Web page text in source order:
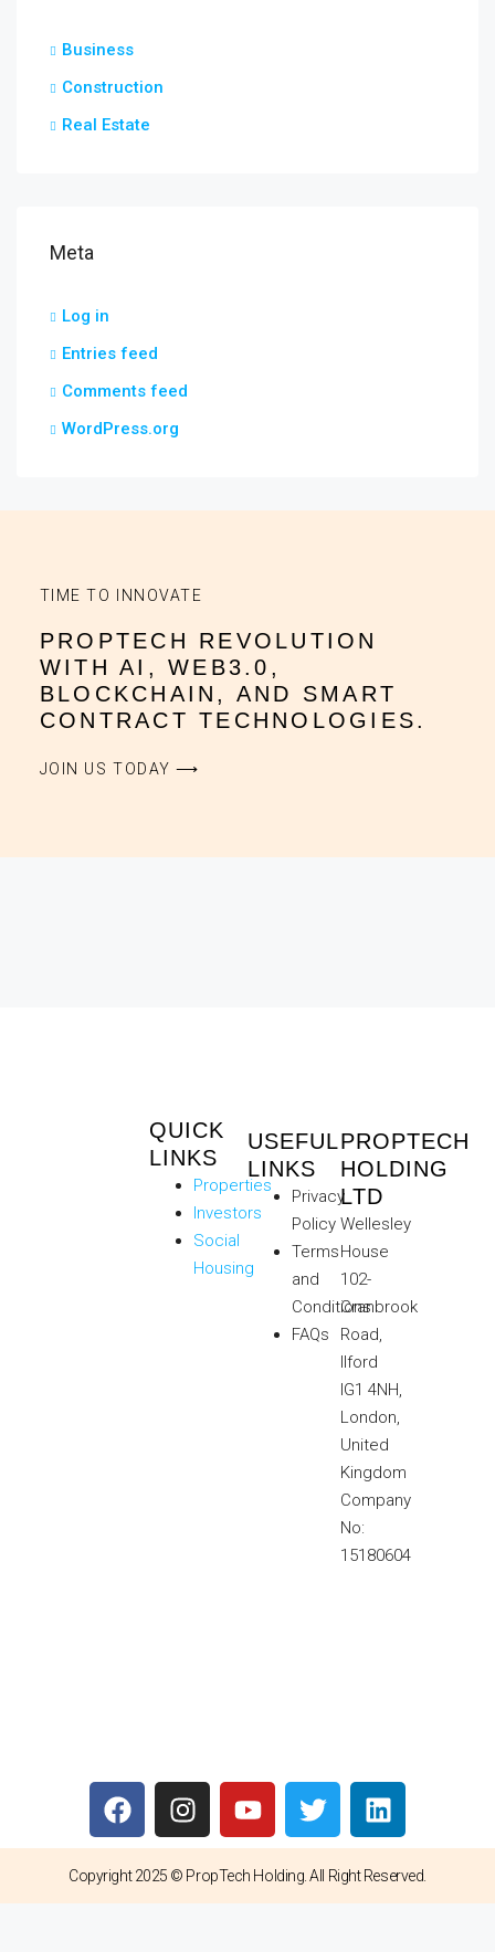
Business
Construction
Real Estate
Meta
Log in
Entries feed
Comments feed
WordPress.org
TIME TO INNOVATE
PROPTECH REVOLUTION
WITH AI, WEB3.0,
BLOCKCHAIN, AND SMART
CONTRACT TECHNOLOGIES.
JOIN US TODAY ⟶
QUICK
LINKS
Properties
Investors
Social
Housing
USEFUL
LINKS
Privacy
Policy
Terms
and
Conditions
FAQs
PROPTECH
HOLDING
LTD
Wellesley
House
102-
Cranbrook
Road,
Ilford
IG1 4NH,
London,
United
Kingdom
Company
No:
15180604
Copyright 2025 © PropTech Holding. All Right Reserved.